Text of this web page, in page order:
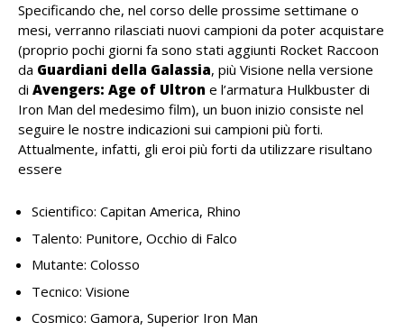
Specificando che, nel corso delle prossime settimane o
mesi, verranno rilasciati nuovi campioni da poter acquistare
(proprio pochi giorni fa sono stati aggiunti Rocket Raccoon
da Guardiani della Galassia, più Visione nella versione
di Avengers: Age of Ultron e l’armatura Hulkbuster di
Iron Man del medesimo film), un buon inizio consiste nel
seguire le nostre indicazioni sui campioni più forti.
Attualmente, infatti, gli eroi più forti da utilizzare risultano
essere
Scientifico: Capitan America, Rhino
Talento: Punitore, Occhio di Falco
Mutante: Colosso
Tecnico: Visione
Cosmico: Gamora, Superior Iron Man